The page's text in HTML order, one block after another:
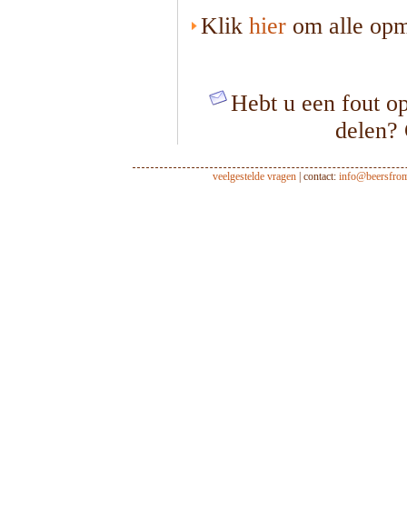
Klik hier om alle
Hebt u een fout
veelgestelde vragen| contact: